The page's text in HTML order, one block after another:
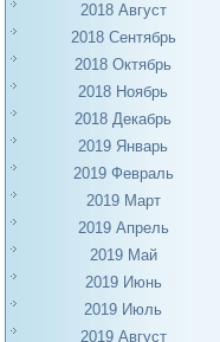
2018 Август
2018 Сентябрь
2018 Октябрь
2018 Ноябрь
2018 Декабрь
2019 Январь
2019 Февраль
2019 Март
2019 Апрель
2019 Май
2019 Июнь
2019 Июль
2019 Август